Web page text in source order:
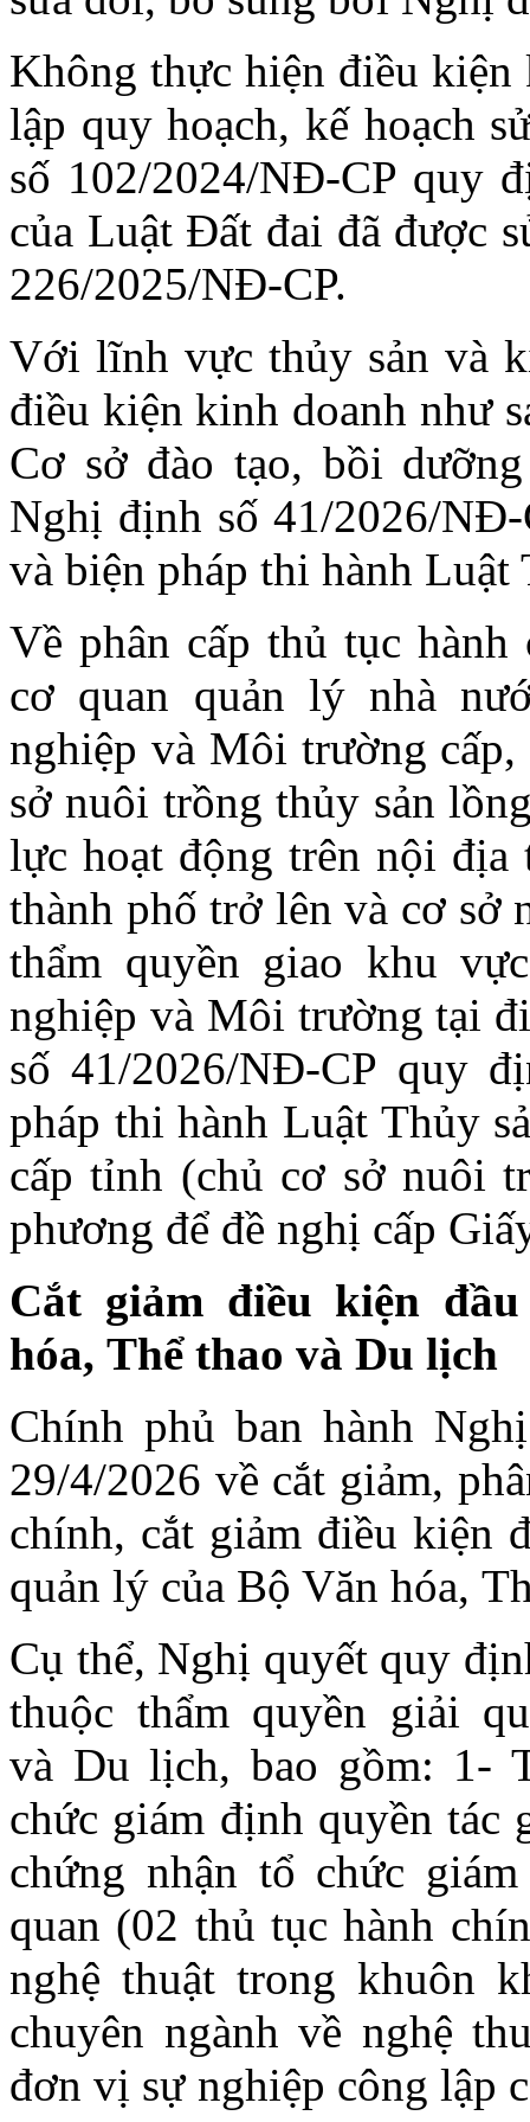
Không thực hiện điều
lập quy hoạch, kế hoạch
số 102/2024/NĐ-CP quy
của Luật Đất đai đã được
226/2025/NĐ-CP.
Với lĩnh vực thủy sản và
điều kiện kinh doanh như
Cơ sở đào tạo, bồi
Nghị định số 41/2026/
và biện pháp thi hành Luật
Về phân cấp thủ tục hành
cơ quan quản lý nhà
nghiệp và Môi trường
sở nuôi trồng thủy sản
lực hoạt động trên nội
thành phố trở lên và cơ sở
thẩm quyền giao khu
nghiệp và Môi trường tại
số 41/2026/NĐ-CP quy
pháp thi hành Luật Thủy
cấp tỉnh (chủ cơ sở nuôi
phương để đề nghị cấp
Cắt giảm điều kiện
hóa, Thể thao và Du lịch
Chính phủ ban hành
29/4/2026 về cắt giảm,
chính, cắt giảm điều kiện
quản lý của Bộ Văn hóa,
Cụ thể, Nghị quyết quy
thuộc thẩm quyền giải
và Du lịch, bao gồm: 1-
chức giám định quyền tác
chứng nhận tổ chức
quan (02 thủ tục hành
nghệ thuật trong khuôn
chuyên ngành về nghệ
đơn vị sự nghiệp công lập